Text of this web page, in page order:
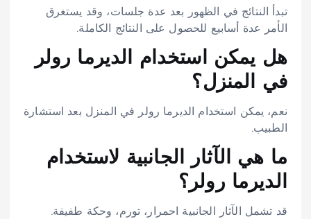
تبدأ النتائج في الظهور بعد عدة جلسات، وقد يستغرق
الأمر عدة أسابيع للحصول على النتائج الكاملة.
هل يمكن استخدام الديرما رولر
في المنزل؟
نعم، يمكن استخدام الديرما رولر في المنزل بعد استشارة
الطبيب.
ما هي الآثار الجانبية لاستخدام
الديرما رولر؟
قد تشمل الآثار الجانبية احمرار، تورم، وحكة طفيفة.